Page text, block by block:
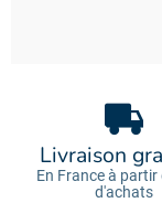
Livraison
En France à partir
d'achats